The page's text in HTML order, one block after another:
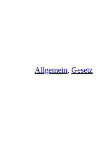
Allgemein, Gesetz